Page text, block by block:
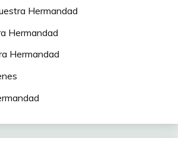
Hermandad
Hermandad
Hermandad